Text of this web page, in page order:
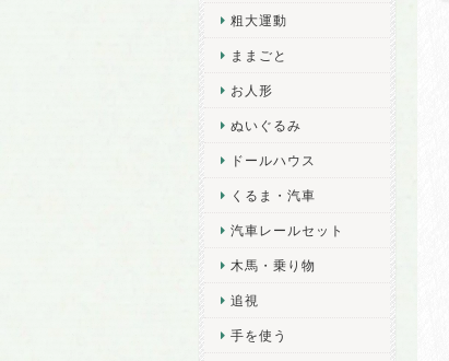
粗大運動
ままごと
お人形
ぬいぐるみ
ドールハウス
くるま・汽車
汽車レールセット
木馬・乗り物
追視
手を使う